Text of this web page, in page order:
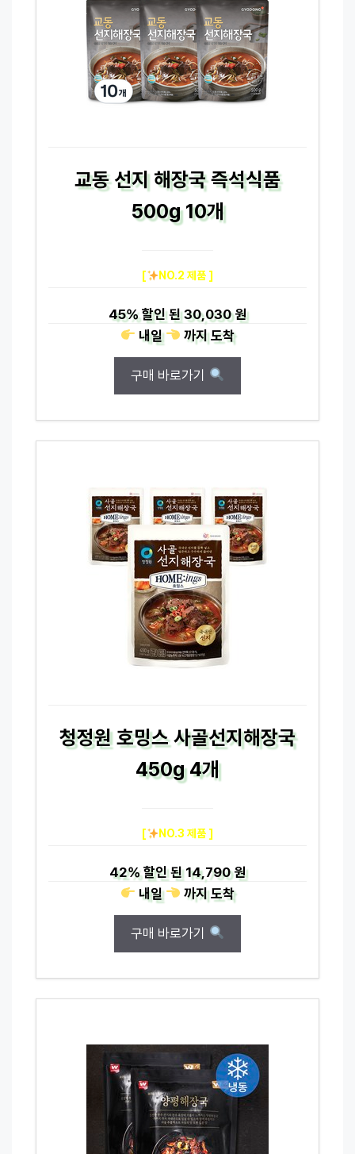
교동 선지 해장국 즉석식품
500g 10개
[ NO.2 제품 ]
45%할인 된30,030 원
내일
까지도착
구매 바로가기
청정원 호밍스 사골선지해장국
450g 4개
[ NO.3 제품 ]
42%할인 된14,790 원
내일
까지도착
구매 바로가기